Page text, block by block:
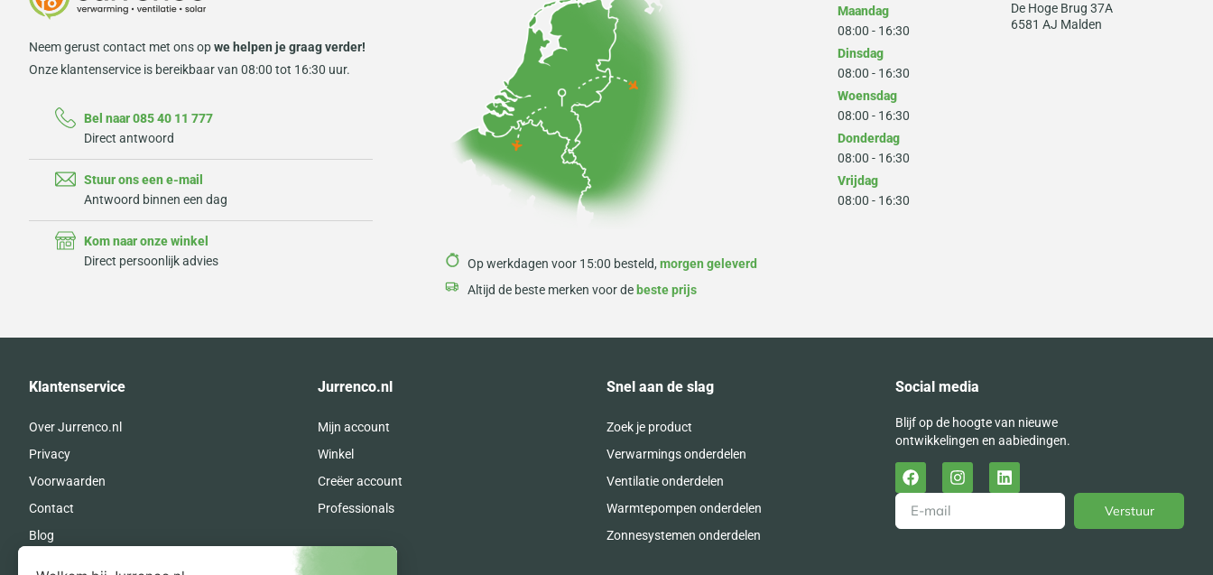
Neem gerust contact met ons opwe helpen je graag verder!
Onze klantenservice is bereikbaar van 08:00 tot 16:30 uur.
Bel naar 085 40 11 777
Direct antwoord
Stuur ons een e-mail
Antwoord binnen een dag
Kom naar onze winkel
Direct persoonlijk advies
Op werkdagen voor 15:00 besteld, morgen geleverd
Altijd de beste merken voor de beste prijs
Maandag
08:00 - 16:30
Dinsdag
08:00 - 16:30
Woensdag
08:00 - 16:30
Donderdag
08:00 - 16:30
Vrijdag
08:00 - 16:30
De Hoge Brug 37A
6581 AJ Malden
Klantenservice
Over Jurrenco.nl
Privacy
Voorwaarden
Contact
Blog
Jurrenco.nl
Mijn account
Winkel
Creëer account
Professionals
Snel aan de slag
Zoek je product
Verwarmings onderdelen
Ventilatie onderdelen
Warmtepompen onderdelen
Zonnesystemen onderdelen
Social media
Blijf op de hoogte van nieuwe
ontwikkelingen en aabiedingen.
Verstuur